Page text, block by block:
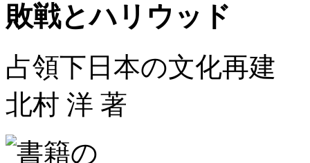
敗戦とハリウッド
占領下日本の文化再建
北村 洋 著